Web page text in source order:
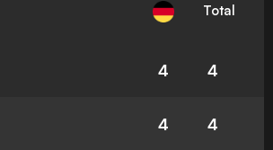
Total
4 4
4 4